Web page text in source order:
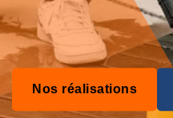
Nos réalisations